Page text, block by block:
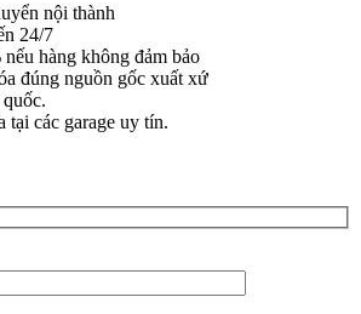
nội thành
24/7
hàng không đảm bảo
đúng nguồn gốc xuất xứ
tại các garage uy tín.